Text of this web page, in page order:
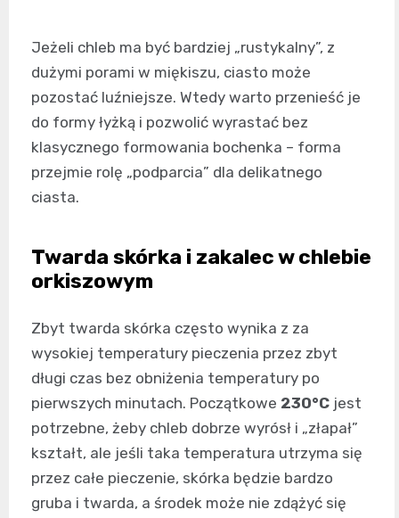
Jeżeli chleb ma być bardziej „rustykalny”, z
dużymi porami w miękiszu, ciasto może
pozostać luźniejsze. Wtedy warto przenieść je
do formy łyżką i pozwolić wyrastać bez
klasycznego formowania bochenka – forma
przejmie rolę „podparcia” dla delikatnego
ciasta.
Twarda skórka i zakalec w chlebie
orkiszowym
Zbyt twarda skórka często wynika z za
wysokiej temperatury pieczenia przez zbyt
długi czas bez obniżenia temperatury po
pierwszych minutach. Początkowe 230°C jest
potrzebne, żeby chleb dobrze wyrósł i „złapał”
kształt, ale jeśli taka temperatura utrzyma się
przez całe pieczenie, skórka będzie bardzo
gruba i twarda, a środek może nie zdążyć się